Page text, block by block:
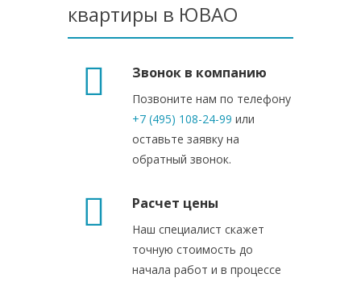
квартиры в ЮВАО
Звонок в компанию
Позвоните нам по телефону
+7 (495) 108-24-99 или
оставьте заявку на
обратный звонок.
Расчет цены
Наш специалист скажет
точную стоимость до
начала работ и в процессе